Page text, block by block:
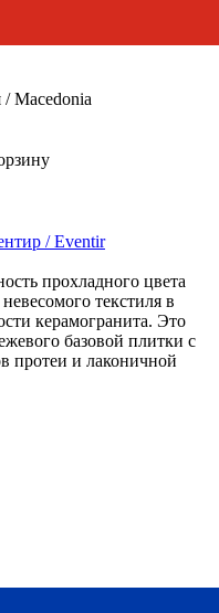
Macedonia
/ Eventir
прохладного цвета
текстиля в
керамогранита. Это
базовой плитки с
протеи и лаконичной